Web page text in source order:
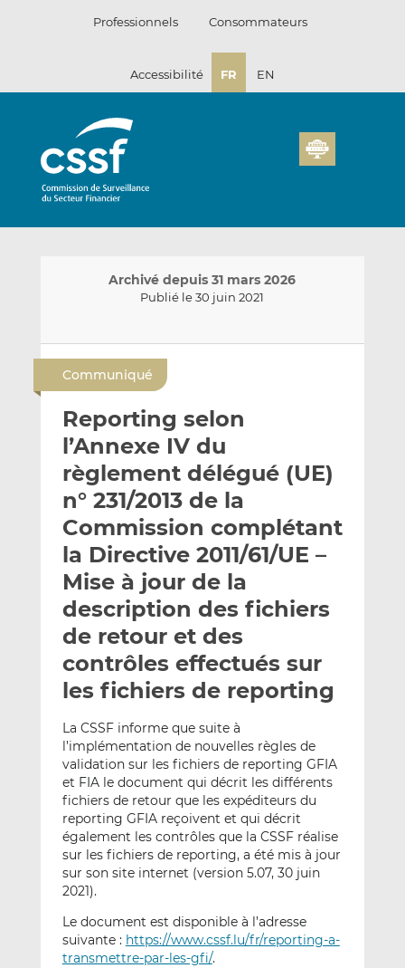
Professionnels Consommateurs
Accessibilité FR EN
Archivé depuis 31 mars 2026
Publié le 30 juin 2021
y
e
r
p
a
r
m
a
a
g
e
r
s
u
L
i
n
e
d
I
a
g
e
r
s
u
F
a
c
e
b
o
o
Communiqué
Reporting selon
l’Annexe IV du
règlement délégué (UE)
n° 231/2013 de la
Commission complétant
la Directive 2011/61/UE –
Mise à jour de la
description des fichiers
de retour et des
contrôles effectués sur
les fichiers de reporting
La CSSF informe que suite à
l’implémentation de nouvelles règles de
validation sur les fichiers de reporting GFIA
et FIA le document qui décrit les différents
fichiers de retour que les expéditeurs du
reporting GFIA reçoivent et qui décrit
également les contrôles que la CSSF réalise
sur les fichiers de reporting, a été mis à jour
sur son site internet (version 5.07, 30 juin
2021).
Le document est disponible à l’adresse
suivante : https://www.cssf.lu/fr/reporting-a-
transmettre-par-les-gfi/.